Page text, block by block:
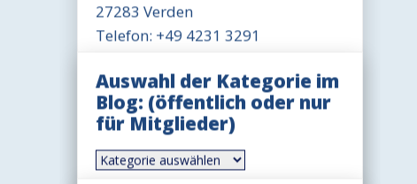
27283 Verden
Telefon: +49 4231 3291
Öffnungszeit Büro
Mittwoch 18-19 Uhr
Öffnungszeit Gaststätte
Dienstag-Freitag 17-20 Uhr
Sonntag 11-14 Uhr, ggfls. auch
Auswahl der Kategorie im
Blog: (öffentlich oder nur
für Mitglieder)
Auswahl
der